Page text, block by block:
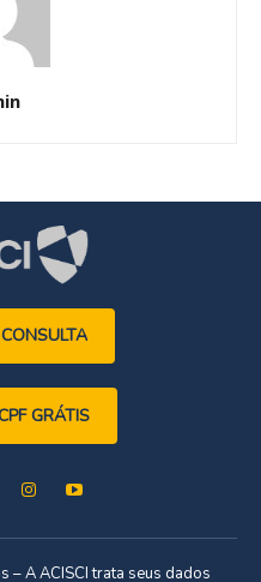
GRÁTIS
– A ACISCI trata seus dados